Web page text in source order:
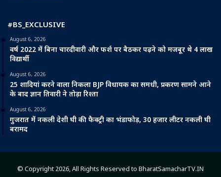
#BS_EXCLUSIVE
August 6, 2026
वर्ष 2022 में बिना चारदीवारी और फर्श पर बैठकर पढ़ने को मजबूर थे 4 लाख
विद्यार्थी
August 6, 2026
25 शादियां करने वाला निकला BJP विधायक का समधी, प्रकरण सामने आने
के बाद ज्ञान तिवारी ने तोड़ा रिश्ता
August 6, 2026
गुजरात में नकली देशी घी की फैक्ट्री का भंडाफोड़, 30 हजार लीटर नकली घी
बरामद
© Copyright 2026, All Rights Reserved to BharatSamacharTV.IN